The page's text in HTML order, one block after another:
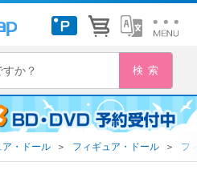
ア・ドール ＞ フィギュア・ドール ＞ フ